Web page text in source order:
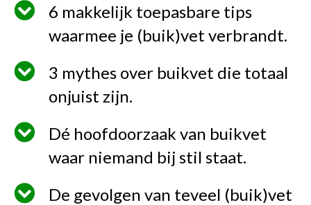
6 makkelijk toepasbare tips
waarmee je (buik)vet verbrandt.
3 mythes over buikvet die totaal
onjuist zijn.
Dé hoofdoorzaak van buikvet
waar niemand bij stil staat.
De gevolgen van teveel (buik)vet